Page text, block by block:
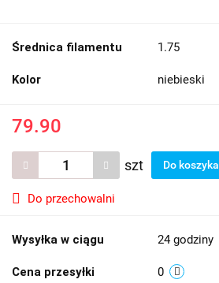
Średnica filamentu 1.75
Kolor niebieski
79.90
szt Do koszyka
Do przechowalni
Wysyłka w ciągu 24 godziny
Cena przesyłki 0